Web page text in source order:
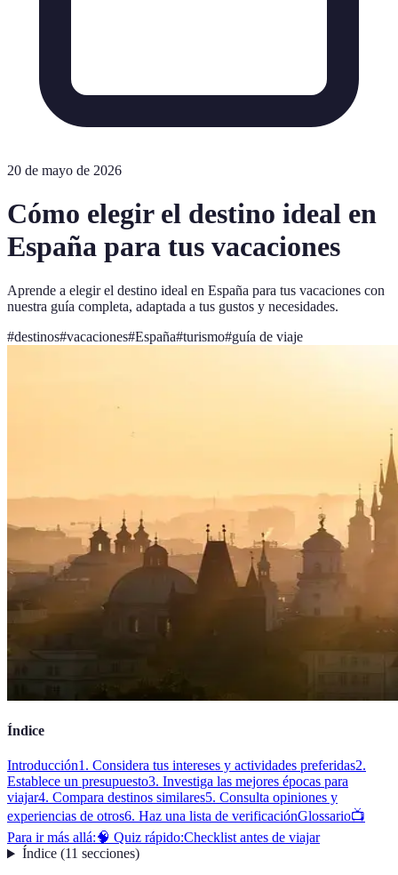
20 de mayo de 2026
Cómo elegir el destino ideal en
España para tus vacaciones
Aprende a elegir el destino ideal en España para tus vacaciones con
nuestra guía completa, adaptada a tus gustos y necesidades.
#destinos#vacaciones#España#turismo#guía de viaje
Índice
Introducción1. Considera tus intereses y actividades preferidas2.
Establece un presupuesto3. Investiga las mejores épocas para
viajar4. Compara destinos similares5. Consulta opiniones y
experiencias de otros6. Haz una lista de verificaciónGlossario📺
Para ir más allá:🧠 Quiz rápido:Checklist antes de viajar
Índice(11 secciones)